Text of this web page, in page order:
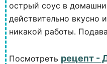
острый соус в
действительно вкусно
никакой работы.
Посмотреть рецепт -